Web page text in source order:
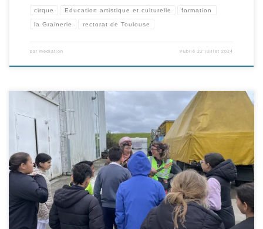
cirque Education artistique et culturelle formation
la Grainerie rectorat de Toulouse
par mediation Publié22 juillet 2024
Pour clore leur parcours des Passeports pour l’Art, chacune des trois
classes s’est rendue pendant toute une journée à la Grainerie. Nous avons
donc reçu le lundi 29 avril la classe de CP de l’école de Soupetard et la
classe de CE1 le mardi 30 avril, et la classe de […]